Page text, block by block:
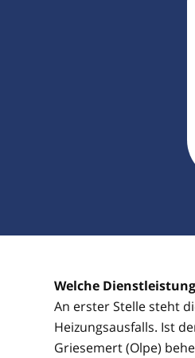
Welche
An erster Stelle steht
Heizungsausfalls. Ist
Griesemert (Olpe)